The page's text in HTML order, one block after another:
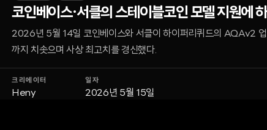
코인베이스·서클의 스테이블코인 모델 지원에
2026년 5월 14일 코인베이스와 서클이 하이퍼리퀴드의 AQAv2
까지 치솟으며 사상 최고치를 경신했다.
크리에이터
Heny
일자
2026년 5월 15일